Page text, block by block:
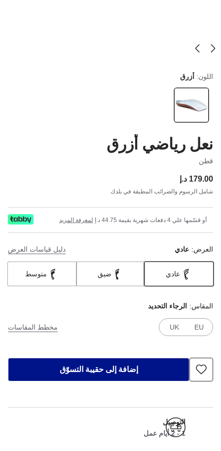
اللون: أزرق
نعل رياضي أزرق
قطن
179.00 د.إ
شامل الرسوم والضرائب المطبقة في بلدك
أو قسّمها علي 4 دفعات شهرية بقيمة 44.75 د.إ لمعرفة المزيد
العرض: عادي دليل قياسات العرض
عادي ضيق متوسط
مخطط المقاسات
المقاس: الرجاء التحديد
EU
UK
إضافة إلى حقيبة التسوّق
التوصيل
1 - 2 أيام عمل